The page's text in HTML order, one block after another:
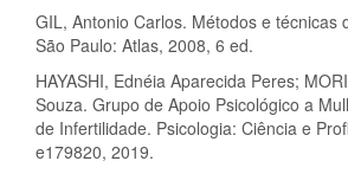
GIL, Antonio Carlos. Métodos e técnicas
São Paulo: Atlas, 2008, 6 ed.
HAYASHI, Ednéia Aparecida Peres;
Souza. Grupo de Apoio Psicológico a
de Infertilidade. Psicologia: Ciência e
e179820, 2019.